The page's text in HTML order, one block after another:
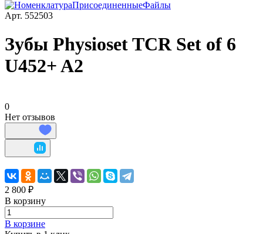
Арт. 552503
Зубы Physioset TCR Set of 6
U452+ A2
0
Нет отзывов
2 800 ₽
В корзину
В корзине